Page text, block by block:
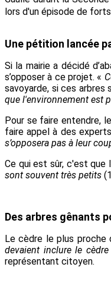
lors d'un épisode de
Une pétition lancée
Si la mairie a décidé
s’opposer à ce projet. «
savoyarde, si ces
que l'environnement est
Pour se faire entendre,
faire appel à des
s’opposera pas à leur
Ce qui est sûr, c'est que
sont souvent très petits (
Des arbres gênants
Le cèdre le plus proche
devaient inclure le
représentant citoyen.